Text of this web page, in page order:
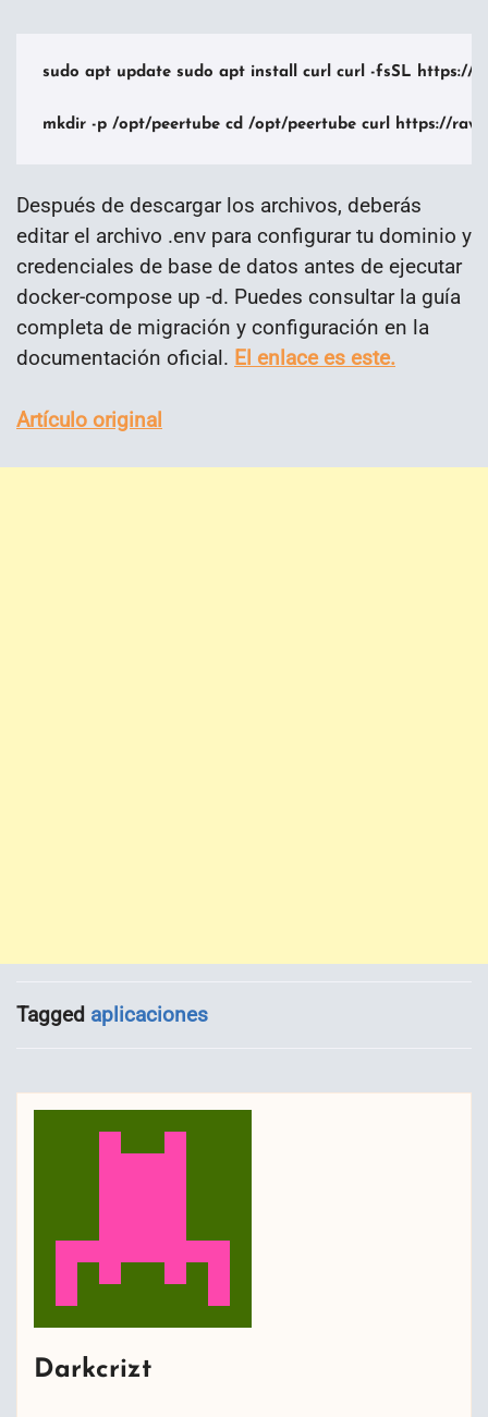
sudo apt update sudo apt install curl curl -fsSL https://
mkdir -p /opt/peertube cd /opt/peertube curl https://
Después de descargar los archivos, deberás
editar el archivo .env para configurar tu dominio y
credenciales de base de datos antes de ejecutar
docker-compose up -d. Puedes consultar la guía
completa de migración y configuración en la
documentación oficial. El enlace es este.
Artículo original
Tagged aplicaciones
Darkcrizt